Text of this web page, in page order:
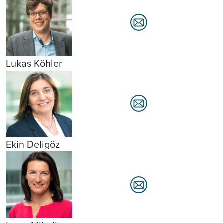
Lukas Köhler
Ekin Deligöz